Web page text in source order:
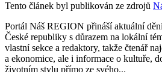
Tento článek byl publikován ze zdrojů
Portál Náš REGION přináší aktuální
České republiky s důrazem na lokální
vlastní sekce a redaktory, takže čtenář
a ekonomice, ale i informace o kultuře,
životním stylu přímo ze svého...